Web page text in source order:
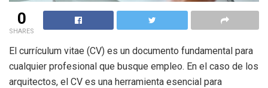
0
SHARES
El currículum vitae (CV) es un documento fundamental para
cualquier profesional que busque empleo. En el caso de los
arquitectos, el CV es una herramienta esencial para